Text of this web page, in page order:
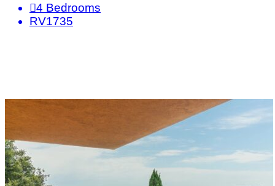
4 Bedrooms
RV1735